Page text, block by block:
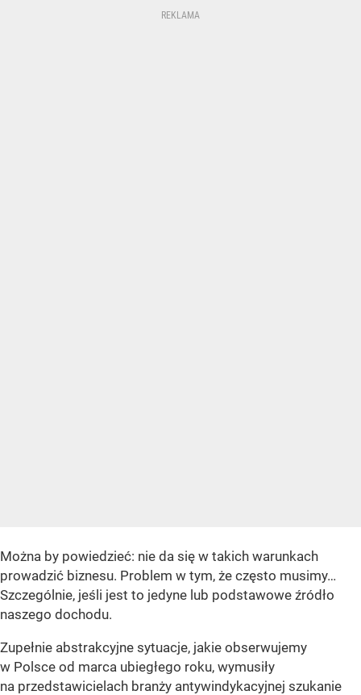
Można by powiedzieć: nie da się w takich warunkach
prowadzić biznesu. Problem w tym, że często musimy…
Szczególnie, jeśli jest to jedyne lub podstawowe źródło
naszego dochodu.
Zupełnie abstrakcyjne sytuacje, jakie obserwujemy
w Polsce od marca ubiegłego roku, wymusiły
na przedstawicielach branży antywindykacyjnej szukanie